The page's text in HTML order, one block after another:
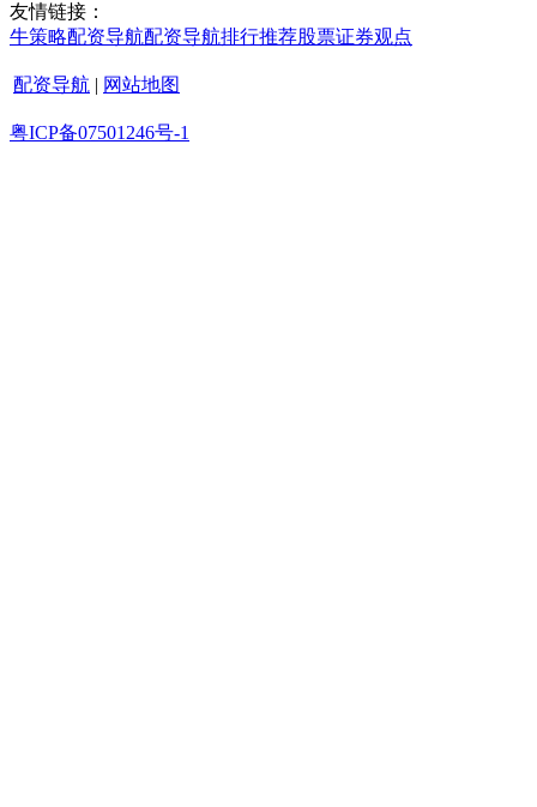
友情链接：
牛策略配资导航配资导航排行推荐股票证券观点
配资导航 | 网站地图
粤ICP备07501246号-1